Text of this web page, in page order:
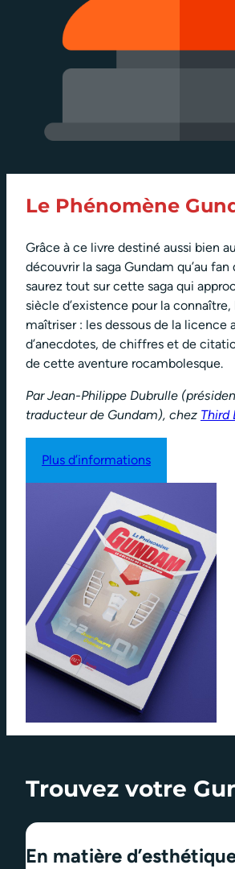
Le Phénomène
Grâce à ce livre destiné aussi bien
découvrir la saga Gundam qu’au
saurez tout sur cette saga qui
siècle d’existence pour la connaître,
maîtriser : les dessous de la licence
d’anecdotes, de chiffres et de
de cette aventure rocambolesque.
Par Jean-Philippe Dubrulle
traducteur de Gundam), chez Third
Plus d’informations
Trouvez votre
En matière